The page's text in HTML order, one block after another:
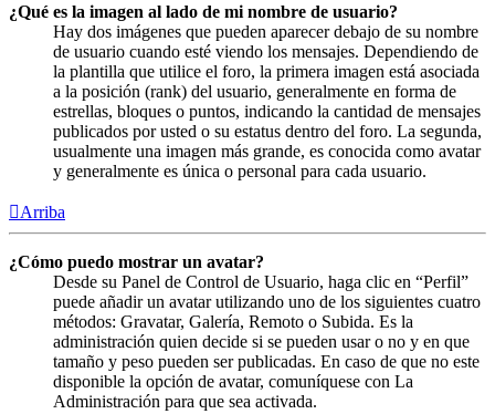
¿Qué es la imagen al lado de mi nombre de usuario?
Hay dos imágenes que pueden aparecer debajo de su nombre
de usuario cuando esté viendo los mensajes. Dependiendo de
la plantilla que utilice el foro, la primera imagen está asociada
a la posición (rank) del usuario, generalmente en forma de
estrellas, bloques o puntos, indicando la cantidad de mensajes
publicados por usted o su estatus dentro del foro. La segunda,
usualmente una imagen más grande, es conocida como avatar
y generalmente es única o personal para cada usuario.
Arriba
¿Cómo puedo mostrar un avatar?
Desde su Panel de Control de Usuario, haga clic en “Perfil”
puede añadir un avatar utilizando uno de los siguientes cuatro
métodos: Gravatar, Galería, Remoto o Subida. Es la
administración quien decide si se pueden usar o no y en que
tamaño y peso pueden ser publicadas. En caso de que no este
disponible la opción de avatar, comuníquese con La
Administración para que sea activada.